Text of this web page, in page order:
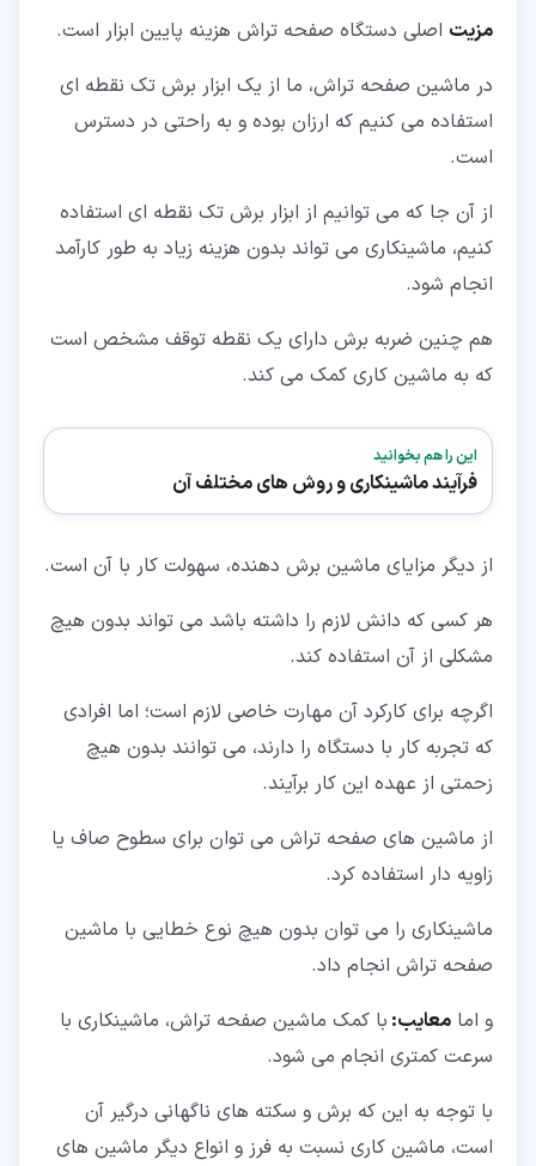
مزیت اصلی دستگاه صفحه تراش هزینه پایین ابزار است.
در ماشین صفحه تراش، ما از یک ابزار برش تک نقطه ای
استفاده می کنیم که ارزان بوده و به راحتی در دسترس
است.
از آن جا که می توانیم از ابزار برش تک نقطه ای استفاده
کنیم، ماشینکاری می تواند بدون هزینه زیاد به طور کارآمد
انجام شود.
هم چنین ضربه برش دارای یک نقطه توقف مشخص است
که به ماشین کاری کمک می کند.
این را هم بخوانید
فرآیند ماشینکاری و روش های مختلف آن
از دیگر مزایای ماشین برش دهنده، سهولت کار با آن است.
هر کسی که دانش لازم را داشته باشد می تواند بدون هیچ
مشکلی از آن استفاده کند.
اگرچه برای کارکرد آن مهارت خاصی لازم است؛ اما افرادی
که تجربه کار با دستگاه را دارند، می توانند بدون هیچ
زحمتی از عهده این کار برآیند.
از ماشین های صفحه تراش می توان برای سطوح صاف یا
زاویه دار استفاده کرد.
ماشینکاری را می توان بدون هیچ نوع خطایی با ماشین
صفحه تراش انجام داد.
و اما معایب: با کمک ماشین صفحه تراش، ماشینکاری با
سرعت کمتری انجام می شود.
با توجه به این که برش و سکته های ناگهانی درگیر آن
است، ماشین کاری نسبت به فرز و انواع دیگر ماشین های